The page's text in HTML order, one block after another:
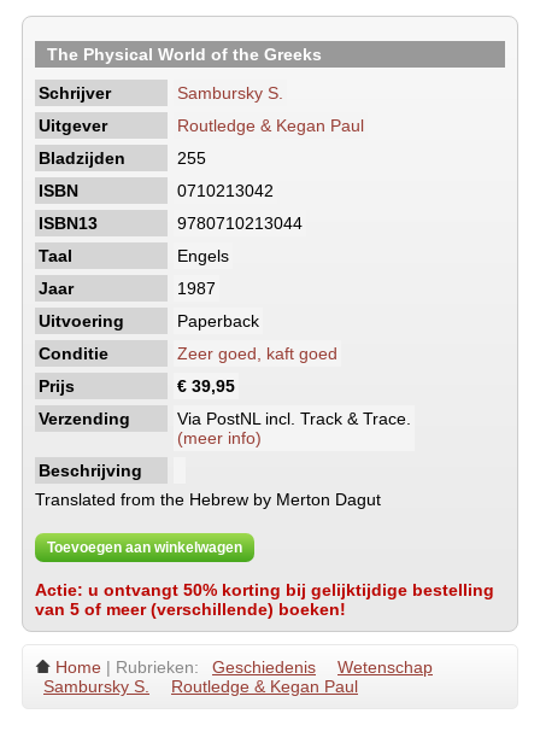
The Physical World of the Greeks
Schrijver
Sambursky S.
Uitgever
Routledge & Kegan Paul
Bladzijden
255
ISBN
0710213042
ISBN13
9780710213044
Taal
Engels
Jaar
1987
Uitvoering
Paperback
Conditie
Zeer goed, kaft goed
Prijs
€ 39,95
Verzending
Via PostNL incl. Track & Trace.
(meer info)
Beschrijving
Translated from the Hebrew by Merton Dagut
Toevoegen aan winkelwagen
Actie: u ontvangt 50% korting bij gelijktijdige bestelling
van 5 of meer (verschillende) boeken!
Home | Rubrieken: Geschiedenis
Wetenschap
Sambursky S.
Routledge & Kegan Paul